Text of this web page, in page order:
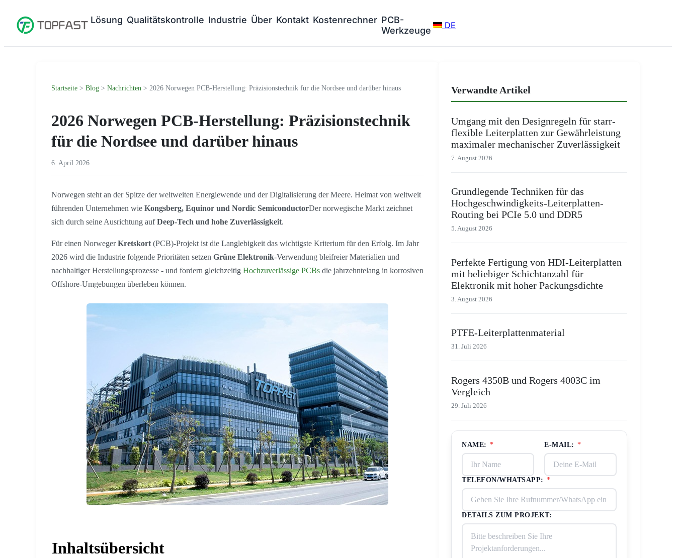
Lösung Qualitätskontrolle Industrie Über Kontakt Kostenrechner PCB-
Werkzeuge
DE
Startseite > Blog > Nachrichten > 2026 Norwegen PCB-Herstellung: Präzisionstechnik für die Nordsee und darüber hinaus
2026 Norwegen PCB-Herstellung: Präzisionstechnik
für die Nordsee und darüber hinaus
6. April 2026
Norwegen steht an der Spitze der weltweiten Energiewende und der Digitalisierung der Meere. Heimat von weltweit
führenden Unternehmen wie Kongsberg, Equinor und Nordic SemiconductorDer norwegische Markt zeichnet
sich durch seine Ausrichtung aufDeep-Tech und hohe Zuverlässigkeit.
Für einen NorwegerKretskort(PCB)-Projekt ist die Langlebigkeit das wichtigste Kriterium für den Erfolg. Im Jahr
2026 wird die Industrie folgende Prioritäten setzen Grüne Elektronik-Verwendung bleifreier Materialien und
nachhaltiger Herstellungsprozesse - und fordern gleichzeitig Hochzuverlässige PCBs die jahrzehntelang in korrosiven
Offshore-Umgebungen überleben können.
Inhaltsübersicht
Verwandte Artikel
Umgang mit den Designregeln für starr-
flexible Leiterplatten zur Gewährleistung
maximaler mechanischer Zuverlässigkeit
7. August 2026
Grundlegende Techniken für das
Hochgeschwindigkeits-Leiterplatten-
Routing bei PCIe 5.0 und DDR5
5. August 2026
Perfekte Fertigung von HDI-Leiterplatten
mit beliebiger Schichtanzahl für
Elektronik mit hoher Packungsdichte
3. August 2026
PTFE-Leiterplattenmaterial
31. Juli 2026
Rogers 4350B und Rogers 4003C im
Vergleich
29. Juli 2026
NAME: * E-MAIL: *
TELEFON/WHATSAPP: *
DETAILS ZUM PROJEKT: